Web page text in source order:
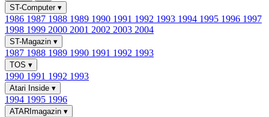
ST-Computer ▾
1986 1987 1988 1989 1990 1991 1992 1993 1994 1995 1996 1997
1998 1999 2000 2001 2002 2003 2004
ST-Magazin ▾
1987 1988 1989 1990 1991 1992 1993
TOS ▾
1990 1991 1992 1993
Atari Inside ▾
1994 1995 1996
ATARImagazin ▾